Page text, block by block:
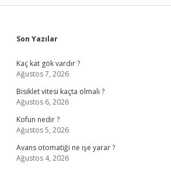
Sidebar
Son Yazılar
Kaç kat gök vardır ?
Ağustos 7, 2026
Bisiklet vitesi kaçta olmalı ?
Ağustos 6, 2026
Kofun nedir ?
Ağustos 5, 2026
Avans otomatiği ne işe yarar ?
Ağustos 4, 2026